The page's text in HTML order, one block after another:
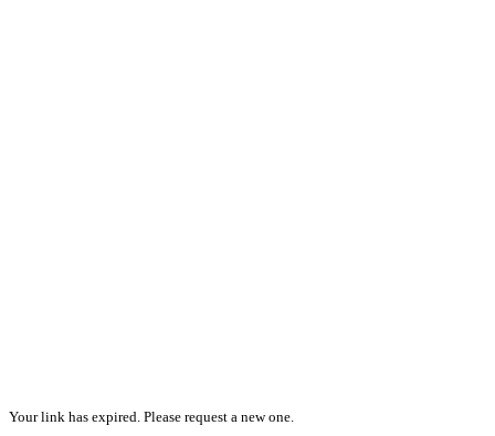
Your link has expired. Please request a new one.